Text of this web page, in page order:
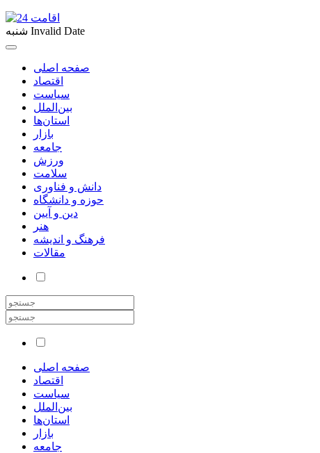
شنبه Invalid Date
صفحه اصلی
اقتصاد
سیاست
بین‌الملل
استان‌ها
بازار
جامعه
ورزش
سلامت
دانش و فناوری
حوزه و دانشگاه
دین و آیین
هنر
فرهنگ و اندیشه
مقالات
صفحه اصلی
اقتصاد
سیاست
بین‌الملل
استان‌ها
بازار
جامعه